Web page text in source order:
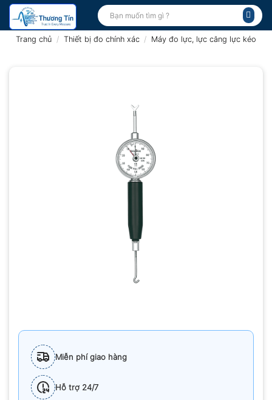
Bỏ
qua
Tìm
kiếm:
Trang chủ / Thiết bị đo chính xác / Máy đo lực, lực căng lực kéo
Miễn phí giao hàng
Hỗ trợ 24/7